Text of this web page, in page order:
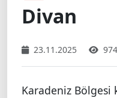
Divan
23.11.2025
Karadeniz Bölgesi